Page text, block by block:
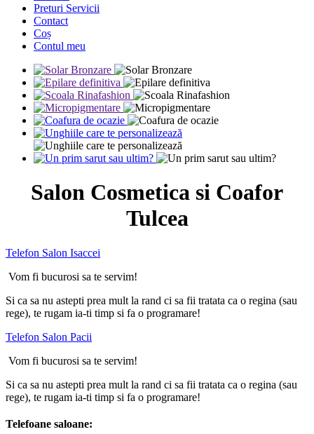
Preturi Servicii
Contact
Coș
Contul meu
Salon Cosmetica si Coafor
Tulcea
Telefon Salon Isaccei
Vom fi bucurosi sa te servim!
Si ca sa nu astepti prea mult la rand ci sa fii tratata ca o regina (sau
rege), te rugam ia-ti timp si fa o programare!
Telefon Salon Pacii
Vom fi bucurosi sa te servim!
Si ca sa nu astepti prea mult la rand ci sa fii tratata ca o regina (sau
rege), te rugam ia-ti timp si fa o programare!
Telefoane saloane: